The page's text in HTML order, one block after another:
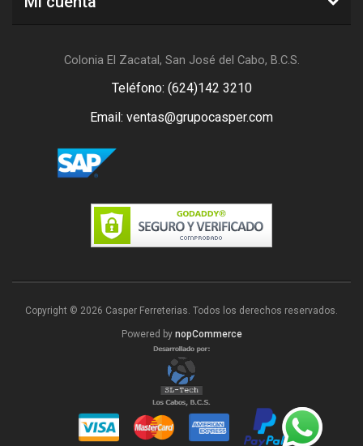
Colonia El Zacatal, San José del Cabo, B.C.S.
Teléfono: (624)142 3210
Email: ventas@grupocasper.com
Copyright © 2026 Casper Ferreterias. Todos los derechos reservados.
Powered by nopCommerce